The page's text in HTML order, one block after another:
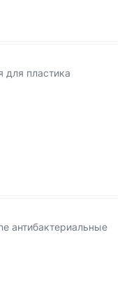
для пластика
антибактериальные